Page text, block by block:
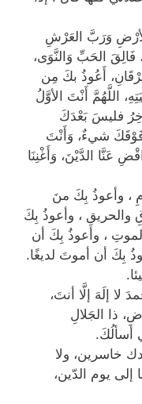
وَرَبَّ العَرْشِ
الحَبِّ وَالنَّوَى،
أَعُوذُ بكَ مِن
اللَّهُمَّ أَنْتَ الأوَّلُ
فليسَ بَعْدَكَ
شيءٌ، وَأَنْتَ
عَنَّا الدَّيْنَ، وَأَغْنِنَا
، وأعوذُ بِكَ منَ
والحريقِ ، وأعوذُ بِكَ
، وأعوذُ بِكَ أن
بِكَ أن أموتَ لديغًا.
لا إلَهَ إلَّا أنتَ،
ذا الجَلالِ
أسألُكَ.
خاسرين، ولا
إلى يوم الدّين،